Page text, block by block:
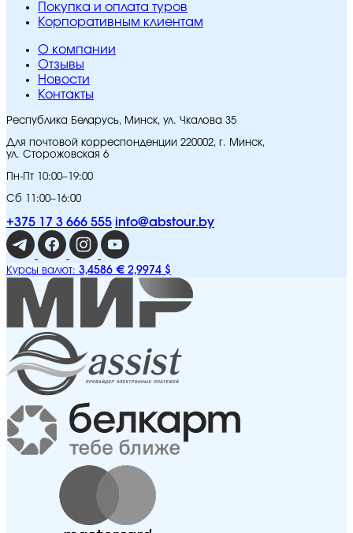
Покупка и оплата туров
Корпоративным клиентам
O компании
Отзывы
Новости
Контакты
Республика Беларусь, Минск, ул. Чкалова 35
Для почтовой корреспонденции 220002, г. Минск,
ул. Сторожовская 6
Пн-Пт 10:00–19:00
Сб 11:00–16:00
+375 17 3 666 555 info@abstour.by
Курсы валют: 3,4586 € 2,9974 $